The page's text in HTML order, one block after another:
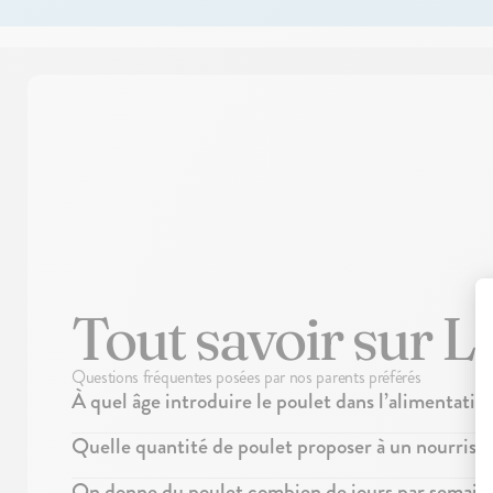
Tout savoir sur
Questions fréquentes posées par nos parents préférés
À quel âge introduire le poulet dans
Le poulet peut être donné dès 4 ou 6 mois, selon l'âge du début
bien lisse, pour commencer la découverte des protéines animales.
Quelle quantité de poulet proposer à un
Avant 6 mois, c'est 5g par jour maximum, et c'est pas